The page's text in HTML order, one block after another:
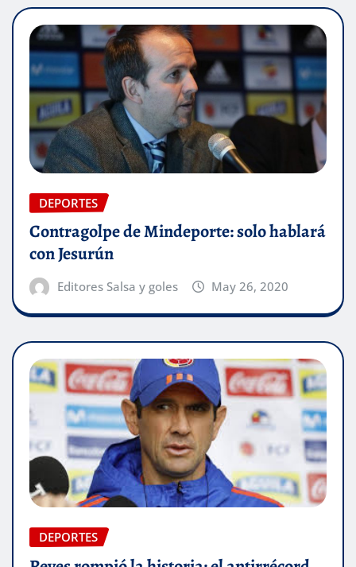
DEPORTES
Contragolpe de Mindeporte: solo hablará
con Jesurún
Editores Salsa y goles May 26, 2020
DEPORTES